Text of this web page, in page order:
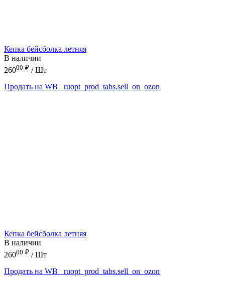
Кепка бейсболка летняя
В наличии
26000 ₽ / Шт
Продать на WB
_ruopt_prod_tabs.sell_on_ozon
Кепка бейсболка летняя
В наличии
26000 ₽ / Шт
Продать на WB
_ruopt_prod_tabs.sell_on_ozon